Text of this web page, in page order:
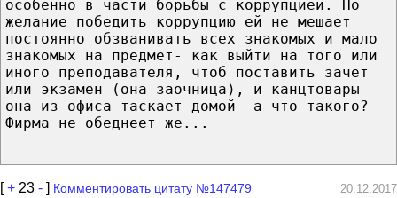
особенно в части борьбы с коррупцией. Но
желание победить коррупцию ей не мешает
постоянно обзванивать всех знакомых и мало
знакомых на предмет- как выйти на того или
иного преподавателя, чтоб поставить зачет
или экзамен (она заочница), и канцтовары
она из офиса таскает домой- а что такого?
Фирма не обеднеет же...
[+ 23 - ] Комментировать цитату №147479 20.12.2017